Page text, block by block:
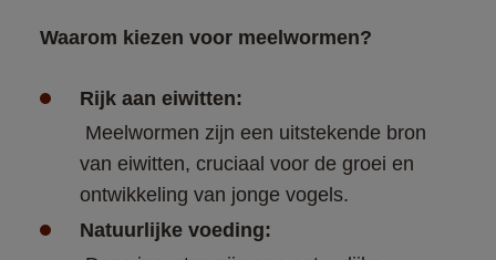
Waarom kiezen voor meelwormen?
Rijk aan eiwitten:
van eiwitten, cruciaal voor de groei en
ontwikkeling van jonge vogels.
Natuurlijke voeding: